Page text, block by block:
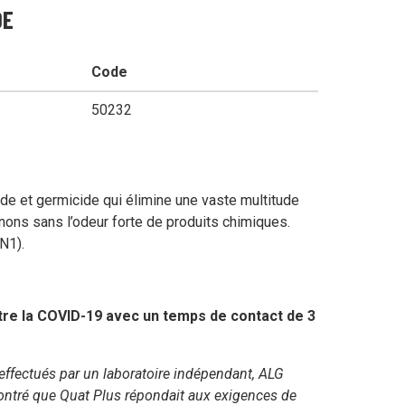
Code
50232
et germicide qui élimine une vaste multitude
sans l’odeur forte de produits chimiques.
la COVID-19 avec un temps de contact de 3
par un laboratoire indépendant, ALG
que Quat Plus répondait aux exigences de